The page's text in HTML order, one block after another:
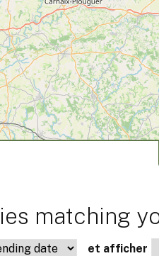
matching
et afficher